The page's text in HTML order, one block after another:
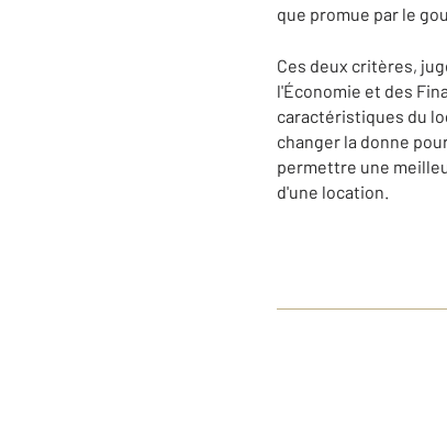
que promue par le
Ces deux critères,
l'Économie et des
caractéristiques du
changer la donne
permettre une
d'une location.